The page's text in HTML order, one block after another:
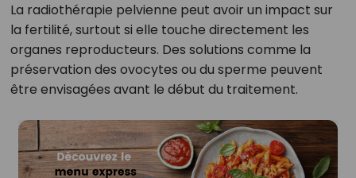
La radiothérapie pelvienne peut avoir un impact sur
la fertilité, surtout si elle touche directement les
organes reproducteurs. Des solutions comme la
préservation des ovocytes ou du sperme peuvent
être envisagées avant le début du traitement.